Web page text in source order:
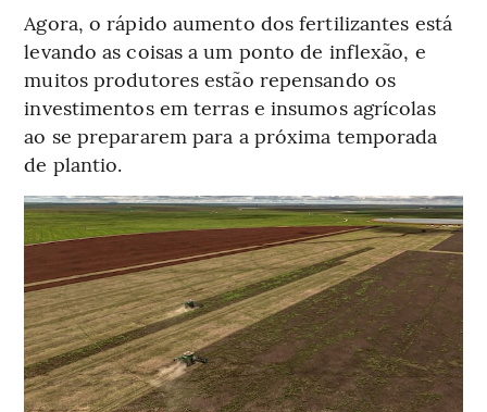
Agora, o rápido aumento dos fertilizantes está
levando as coisas a um ponto de inflexão, e
muitos produtores estão repensando os
investimentos em terras e insumos agrícolas
ao se prepararem para a próxima temporada
de plantio.